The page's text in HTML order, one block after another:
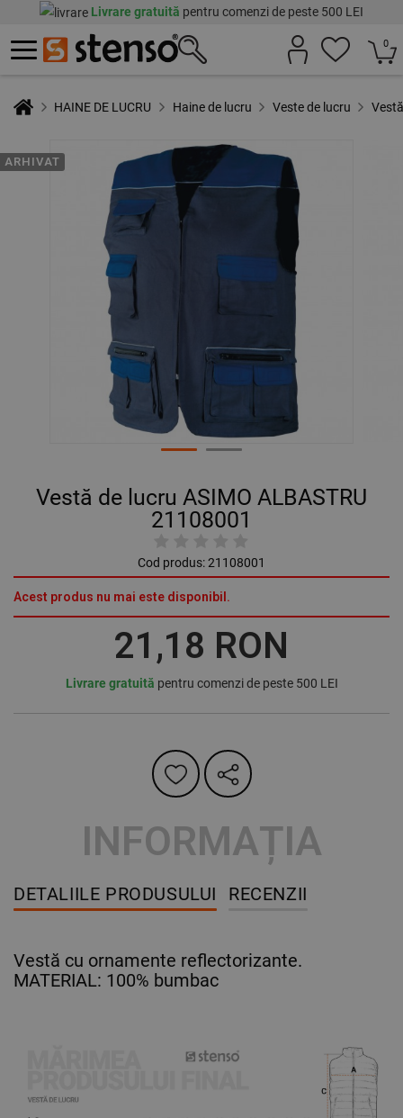
Livrare gratuită pentru comenzi de peste 500 LEI
0
HAINE DE LUCRU Haine de lucru Veste de lucru
ARHIVAT
Vestă de lucru ASIMO ALBASTRU
21108001
Cod produs:21108001
Acest produs nu mai este disponibil.
21,18 RON
Livrare gratuită pentru comenzi de peste 500 LEI
INFORMAȚIA
DETALIILE PRODUSULUI RECENZII
Vestă cu ornamente reflectorizante.
MATERIAL: 100% bumbac